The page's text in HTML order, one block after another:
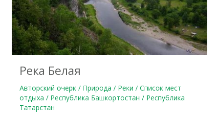
0
Река Белая
Авторский очерк / Природа / Реки / Список мест
отдыха / Республика Башкортостан / Республика
Татарстан